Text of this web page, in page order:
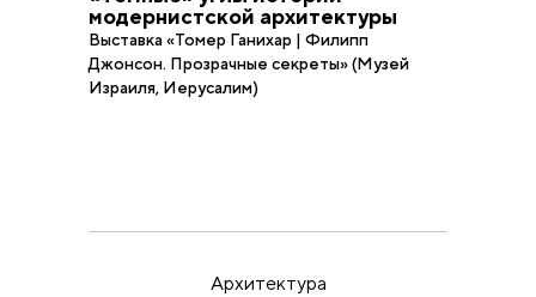
модернистской архитектуры
Выставка «Томер Ганихар | Филипп
Джонсон. Прозрачные секреты» (Музей
Израиля, Иерусалим)
Архитектура